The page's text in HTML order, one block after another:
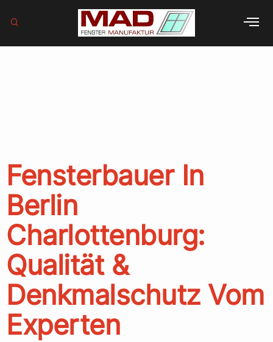
Fensterbauer In
Berlin
Charlottenburg:
Qualität &
Denkmalschutz Vom
Experten